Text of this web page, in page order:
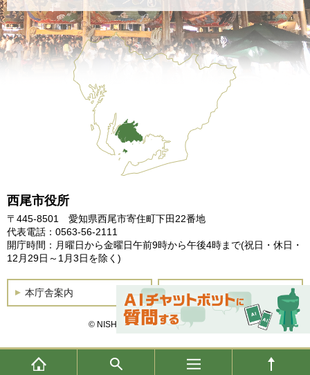
西尾市役所
〒445-8501 愛知県西尾市寄住町下田22番地
代表電話：0563-56-2111
開庁時間：月曜日から金曜日午前9時から午後4時まで(祝日・休日・
12月29日～1月3日を除く)
本庁舎案内 土曜開庁
© NISHIO City, All Rights Reserved.